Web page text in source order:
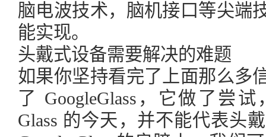
脑电波技术，脑机接口等尖端
能实现。
头戴式设备需要解决的难题
如果你坚持看完了上面那么多
了 GoogleGlass，它做了尝
Glass 的今天，并不能代表头